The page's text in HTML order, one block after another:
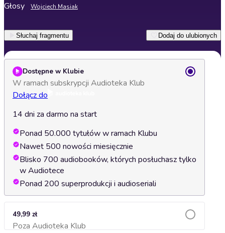
Głosy Wojciech Masiak
Słuchaj fragmentu Dodaj do ulubionych
Dostępne w Klubie
W ramach subskrypcji Audioteka Klub
Dołącz do
14 dni za darmo na start
Ponad 50.000 tytułów w ramach Klubu
Nawet 500 nowości miesięcznie
Blisko 700 audiobooków, których posłuchasz tylko
w Audiotece
Ponad 200 superprodukcji i audioseriali
49,99 zł
Poza Audioteka KlubDodaj do koszyka